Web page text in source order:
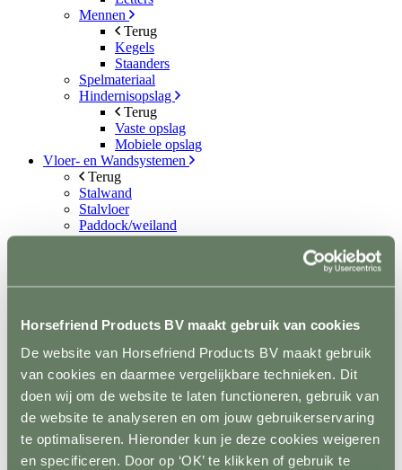
Horsefriend Products BV maakt gebruik van cookies
De website van Horsefriend Products BV maakt gebruik
van cookies en daarmee vergelijkbare technieken. Dit
doen wij om de website te laten functioneren, gebruik van
de website te analyseren en om jouw gebruikerservaring
te optimaliseren. Hieronder kun je deze cookies weigeren
en specificeren. Door op ‘OK’ te klikken of gebruik te
Mennen
Terug
Kegels
Staanders
Spelmateriaal
Hindernisopslag
Terug
Vaste opslag
Mobiele opslag
Vloer- en Wandsystemen
Terug
Stalwand
Stalvloer
Paddock/weiland
Wasplaatsen
Stap/draf molen
Horsefloor gietvloer
Ontvetten / lijmen / Kitten
Sale
+31(0)546 639 000
info@horsefriend.nl
Webshop home
Conditie en gezondheid Supplementen en